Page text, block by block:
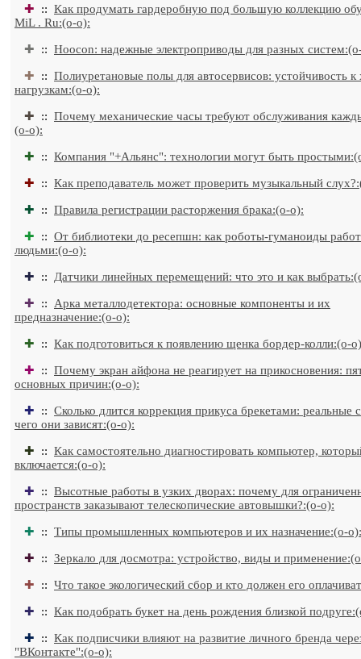
✚ :: Как продумать гардеробную под большую коллекцию
MiL . Ru:(o-o):
✚ :: Hoocon: надежные электроприводы для разных
✚ :: Полиуретановые полы для автосервисов: устойчивость
нагрузкам:(o-o):
✚ :: Почему механические часы требуют обслуживания
(o-o):
✚ :: Компания "+Альянс": технологии могут быть
✚ :: Как преподаватель может проверить музыкальный
✚ :: Правила регистрации расторжения брака:(o-o):
✚ :: От библиотеки до ресепшн: как роботы-гуманоиды
людьми:(o-o):
✚ :: Датчики линейных перемещений: что это и как
✚ :: Арка металлодетектора: основные компоненты и их
предназначение:(o-o):
✚ :: Как подготовиться к появлению щенка бордер-колли:(o-
✚ :: Почему экран айфона не реагирует на прикосновения:
основных причин:(o-o):
✚ :: Сколько длится коррекция прикуса брекетами: реальные
чего они зависят:(o-o):
✚ :: Как самостоятельно диагностировать компьютер,
включается:(o-o):
✚ :: Высотные работы в узких дворах: почему для
пространств заказывают телескопические автовышки?:(o-o):
✚ :: Типы промышленных компьютеров и их назначение:(o-o):
✚ :: Зеркало для досмотра: устройство, виды и
✚ :: Что такое экологический сбор и кто должен его
✚ :: Как подобрать букет на день рождения близкой
✚ :: Как подписчики влияют на развитие личного бренда
"ВКонтакте":(o-o):